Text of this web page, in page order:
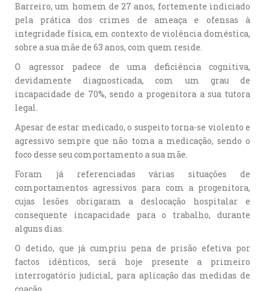
Barreiro, um homem de 27 anos, fortemente indiciado
pela prática dos crimes de ameaça e ofensas à
integridade física, em contexto de violência doméstica,
sobre a sua mãe de 63 anos, com quem reside.
O agressor padece de uma deficiência cognitiva,
devidamente diagnosticada, com um grau de
incapacidade de 70%, sendo a progenitora a sua tutora
legal.
Apesar de estar medicado, o suspeito torna-se violento e
agressivo sempre que não toma a medicação, sendo o
foco desse seu comportamento a sua mãe.
Foram já referenciadas várias situações de
comportamentos agressivos para com a progenitora,
cujas lesões obrigaram a deslocação hospitalar e
consequente incapacidade para o trabalho, durante
alguns dias.
O detido, que já cumpriu pena de prisão efetiva por
factos idênticos, será hoje presente a primeiro
interrogatório judicial, para aplicação das medidas de